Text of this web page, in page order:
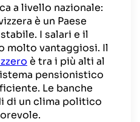
a livello nazionale:
è un Paese
I salari e il
molto vantaggiosi. Il
è tra i più alti al
pensionistico
Le banche
di un clima politico